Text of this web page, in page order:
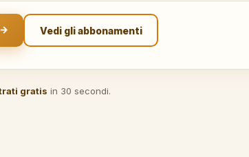
Vedi gli abbonamenti
gratis in 30 secondi.